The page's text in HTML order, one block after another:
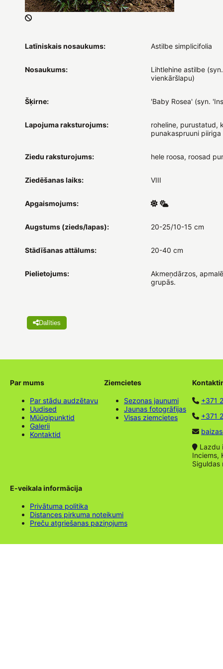
Latīniskais nosaukums: Astilbe simplicifolia
Nosaukums:
Lihtlehine astilbe
vienkāršlapu)
Šķirne: 'Baby Rosea' (syn.
Lapojuma raksturojums:
roheline, purustatud,
punakaspruuni piiriga
Ziedu raksturojums: hele roosa, roosad
Ziedēšanas laiks: VIII
Apgaismojums:
Augstums (zieds/lapas): 20-25/10-15 cm
Stādīšanas attālums: 20-40 cm
Pielietojums:
Akmeņdārzos,
grupās.
Dalīties
Par mums
Par stādu audzētavu
Uudised
Müügipunktid
Galerii
Kontaktid
Ziemcietes
Sezonas jaunumi
Jaunas fotogrāfijas
Visas ziemcietes
+371
+371
Lazdu
Inciems,
Siguldas
E-veikala informācija
Privātuma politika
Distances pirkuma noteikumi
Preču atgriešanas paziņojums